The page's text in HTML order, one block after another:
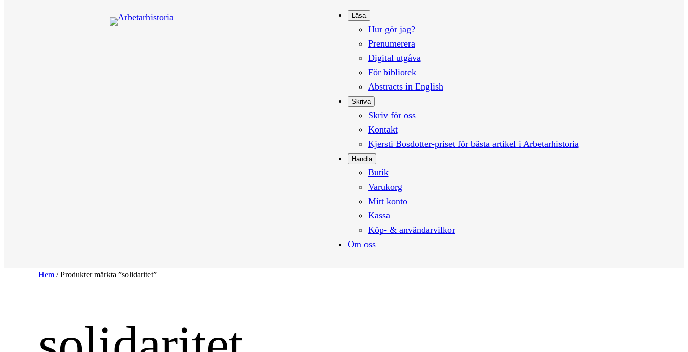
Läsa
Hur gör jag?
Prenumerera
Digital utgåva
För bibliotek
Abstracts in English
Skriva
Skriv för oss
Kontakt
Kjersti Bosdotter-priset för bästa artikel i Arbetarhistoria
Handla
Butik
Varukorg
Mitt konto
Kassa
Köp- & användarvilkor
Om oss
Hem / Produkter märkta ”solidaritet”